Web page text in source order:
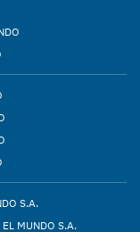
S.A.
MUNDO S.A.